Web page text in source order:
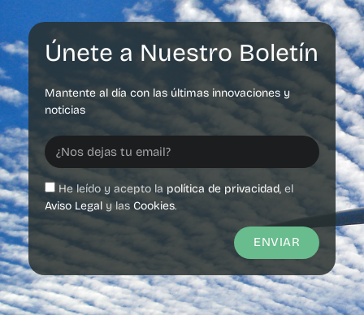
Únete a Nuestro Boletín
Mantente al día con las últimas innovaciones y
noticias
He leído y acepto la política de privacidad, el
Aviso Legal y las Cookies.
ENVIAR